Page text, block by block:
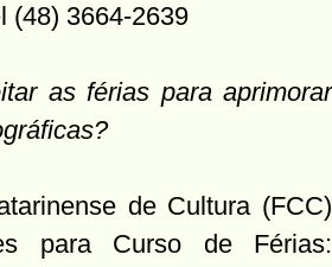
(48) 3664-2639
as férias para aprimorar
de Cultura (FCC)
para Curso de Férias: